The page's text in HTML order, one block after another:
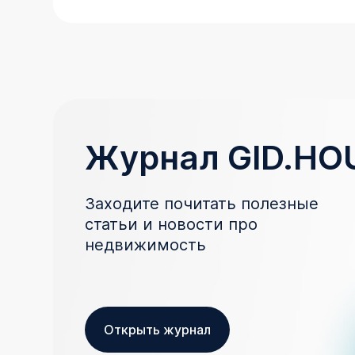
Журнал
Заходите почитать полезные
статьи и новости про
недвижимость
Открыть журнал